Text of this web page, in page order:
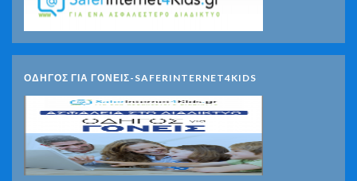
ΟΔΗΓΟΣ ΓΙΑ ΓΟΝΕΙΣ-SAFERINTERNET4KIDS